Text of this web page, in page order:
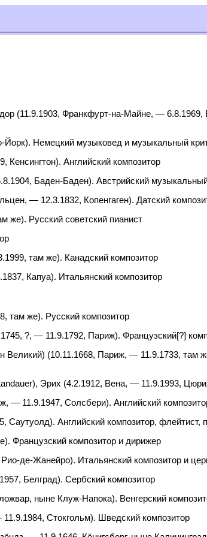
(11.9.1903, Франкфурт-на-Майне, —
Немецкий музыковед и музыкальный
Английский композитор
Баден-Баден). Австрийский
— 12.3.1832, Копенгаген). Датский
же). Русский советский пианист
там же). Канадский композитор
Капуа). Итальянский композитор
там же). Русский композитор
?, — 11.9.1792, Париж). Французский[?]
Великий) (10.11.1668, Париж, — 11.9.1733, там
), Эрих (4.2.1912, Вена, — 11.9.1993,
— 11.9.1947, Солсбери). Английский
Английский композитор, флейтист,
Французский композитор и дирижер
де-Жанейро). Итальянский композитор и
Белград). Сербский композитор
ныне Клуж-Напока). Венгерский
Стокгольм). Шведский композитор